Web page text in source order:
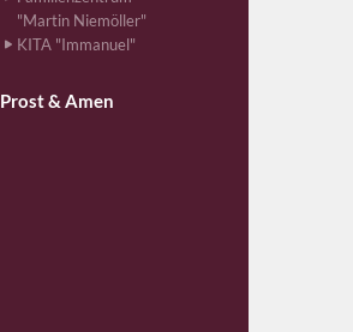
"Martin Niemöller"
KITA "Immanuel"
Prost & Amen